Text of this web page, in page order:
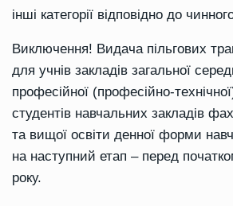
інші категорії відповідно до
Виключення! Видача пільгових
для учнів закладів загальної
професійної (професійно-
студентів навчальних закладів
та вищої освіти денної форми
на наступний етап – перед
року.